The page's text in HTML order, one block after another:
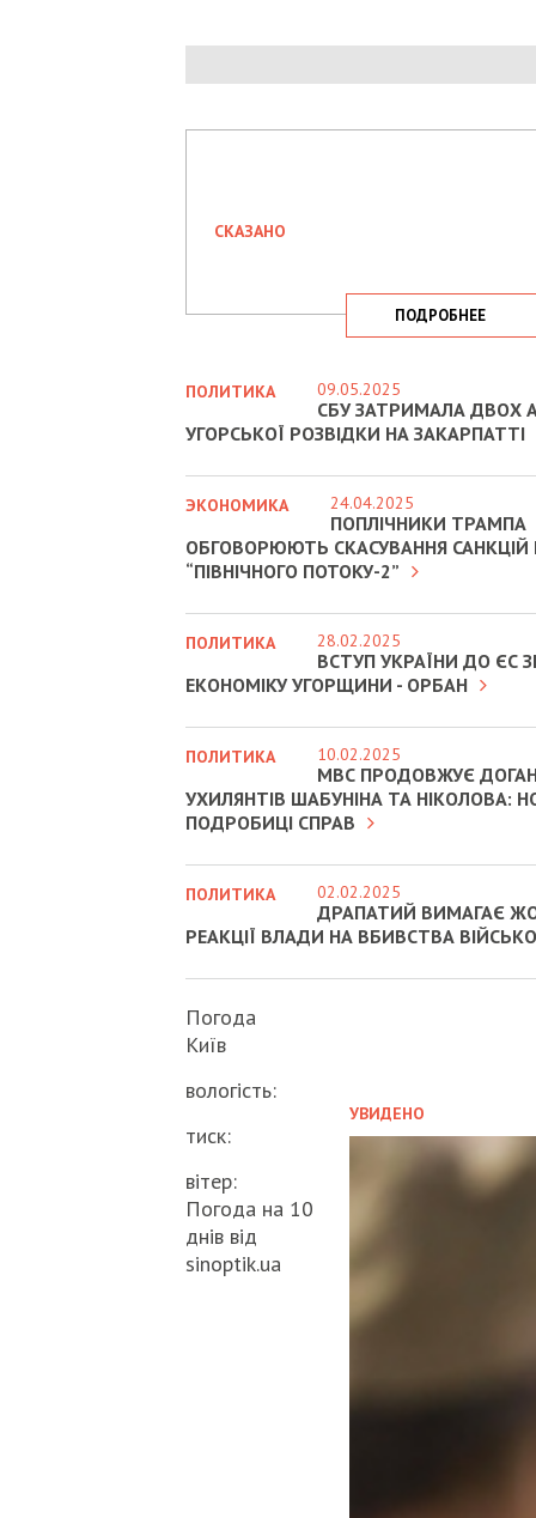
СКАЗАНО
ПОДРОБНЕЕ
УВИДЕНО
ПОЛИТИКА 09.05.2025
СБУ ЗАТРИМАЛА ДВОХ
УГОРСЬКОЇ РОЗВІДКИ НА ЗАКАРПАТТІ
ЭКОНОМИКА 24.04.2025
ПОПЛІЧНИКИ ТРАМПА
ОБГОВОРЮЮТЬ СКАСУВАННЯ САНКЦІЙ
“ПІВНІЧНОГО ПОТОКУ-2”
ПОЛИТИКА 28.02.2025
ВСТУП УКРАЇНИ ДО ЄС
ЕКОНОМІКУ УГОРЩИНИ - ОРБАН
ПОЛИТИКА 10.02.2025
МВС ПРОДОВЖУЄ
УХИЛЯНТІВ ШАБУНІНА ТА НІКОЛОВА:
ПОДРОБИЦІ СПРАВ
ПОЛИТИКА 02.02.2025
ДРАПАТИЙ ВИМАГАЄ
РЕАКЦІЇ ВЛАДИ НА ВБИВСТВА
Погода
Київ
вологість:
тиск:
вітер:
Погода на 10
днів від
sinoptik.ua